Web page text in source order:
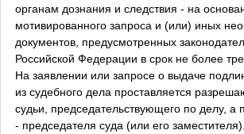
органам дознания и следствия - на
мотивированного запроса и (или) иных
документов, предусмотренных
Российской Федерации в срок не более
На заявлении или запросе о выдаче
из судебного дела проставляется
судьи, председательствующего по делу, а
- председателя суда (или его заместителя).